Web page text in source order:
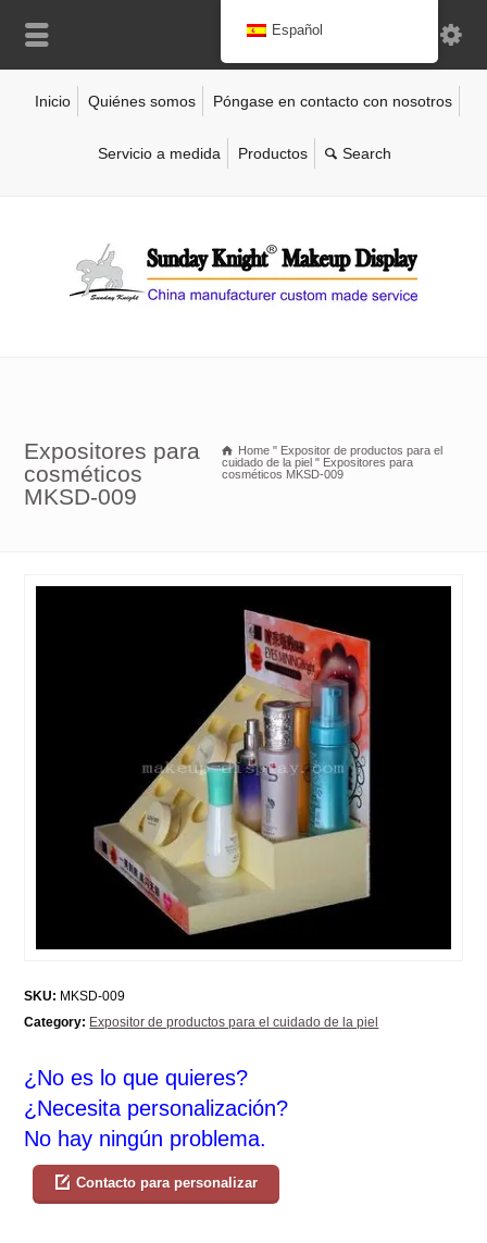
Inicio Quiénes somos Póngase en contacto con nosotros
Servicio a medida Productos
Expositores para
cosméticos
MKSD-009
Home " Expositor de productos para el
cuidado de la piel " Expositores para
cosméticos MKSD-009
SKU: MKSD-009
Category: Expositor de productos para el cuidado de la piel
¿No es lo que quieres?
¿Necesita personalización?
No hay ningún problema.
Contacto para personalizar
Español